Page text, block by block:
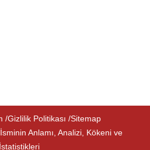
Gizlilik Politikası Sitemap
Anlamı, Analizi, Kökeni ve
İstatistikleri